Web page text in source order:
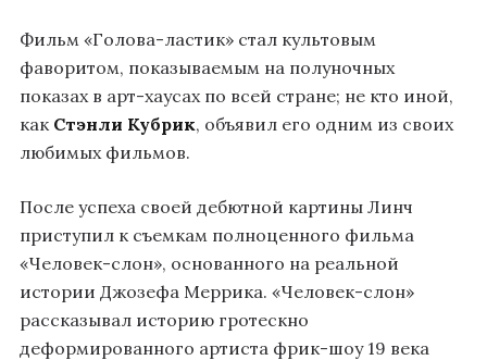
Фильм «Голова-ластик» стал культовым
фаворитом, показываемым на полуночных
показах в арт-хаусах по всей стране; не кто иной,
как Стэнли Кубрик, объявил его одним из своих
любимых фильмов.
После успеха своей дебютной картины Линч
приступил к съемкам полноценного фильма
«Человек-слон», основанного на реальной
истории Джозефа Меррика. «Человек-слон»
рассказывал историю гротескно
деформированного артиста фрик-шоу 19 века